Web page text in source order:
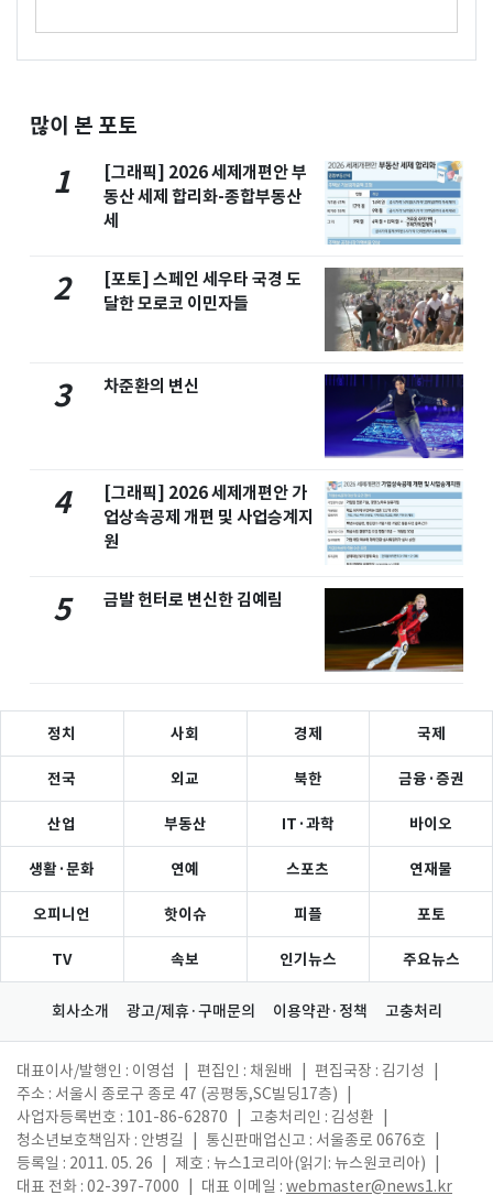
많이 본 포토
1
[그래픽] 2026 세제개편안 부
동산 세제 합리화-종합부동산
세
2
[포토] 스페인 세우타 국경 도
달한 모로코 이민자들
3 차준환의 변신
4
[그래픽] 2026 세제개편안 가
업상속공제 개편 및 사업승계지
원
5 금발 헌터로 변신한 김예림
정치 사회 경제 국제
전국 외교 북한 금융·증권
산업 부동산 IT·과학 바이오
생활·문화 연예 스포츠 연재물
오피니언 핫이슈 피플 포토
TV 속보 인기뉴스 주요뉴스
회사소개 광고/제휴·구매문의 이용약관·정책 고충처리
대표이사/발행인 : 이영섭 편집인 : 채원배 편집국장 : 김기성
주소 : 서울시 종로구 종로 47 (공평동,SC빌딩17층)
사업자등록번호 : 101-86-62870
고충처리인 : 김성환
청소년보호책임자 : 안병길
통신판매업신고 : 서울종로 0676호
등록일 : 2011. 05. 26
제호 : 뉴스1코리아(읽기: 뉴스원코리아)
대표 전화 : 02-397-7000
대표 이메일 : webmaster@news1.kr